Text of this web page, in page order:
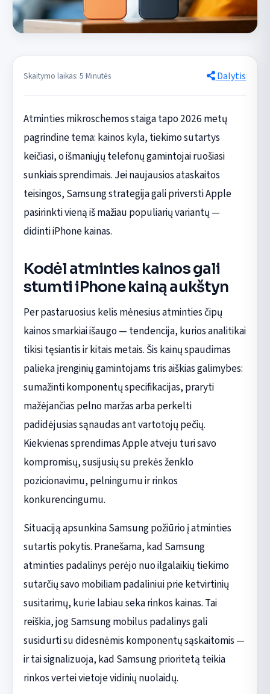
Skaitymo laikas: 5 Minutės Dalytis
Atminties mikroschemos staiga tapo 2026 metų
pagrindine tema: kainos kyla, tiekimo sutartys
keičiasi, o išmaniųjų telefonų gamintojai ruošiasi
sunkiais sprendimais. Jei naujausios ataskaitos
teisingos, Samsung strategija gali priversti Apple
pasirinkti vieną iš mažiau populiarių variantų —
didinti iPhone kainas.
Kodėl atminties kainos gali
stumti iPhone kainą aukštyn
Per pastaruosius kelis mėnesius atminties čipų
kainos smarkiai išaugo — tendencija, kurios analitikai
tikisi tęsiantis ir kitais metais. Šis kainų spaudimas
palieka įrenginių gamintojams tris aiškias galimybes:
sumažinti komponentų specifikacijas, praryti
mažėjančias pelno maržas arba perkelti
padidėjusias sąnaudas ant vartotojų pečių.
Kiekvienas sprendimas Apple atveju turi savo
kompromisų, susijusių su prekės ženklo
pozicionavimu, pelningumu ir rinkos
konkurencingumu.
Situaciją apsunkina Samsung požiūrio į atminties
sutartis pokytis. Pranešama, kad Samsung
atminties padalinys perėjo nuo ilgalaikių tiekimo
sutarčių savo mobiliam padaliniui prie ketvirtinių
susitarimų, kurie labiau seka rinkos kainas. Tai
reiškia, jog Samsung mobilus padalinys gali
susidurti su didesnėmis komponentų sąskaitomis —
ir tai signalizuoja, kad Samsung prioritetą teikia
rinkos vertei vietoje vidinių nuolaidų.